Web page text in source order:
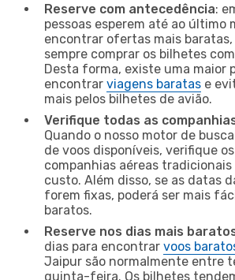
Reserve com antecedência:
pessoas esperem até ao último
encontrar ofertas mais
sempre comprar os bilhetes
Desta forma, existe uma maior
encontrar viagens baratas e
mais pelos bilhetes de avião.
Verifique todas as
Quando o nosso motor de
de voos disponíveis, verifique
companhias aéreas tradicionais
custo. Além disso, se as datas
forem fixas, poderá ser mais
baratos.
Reserve nos dias mais
dias para encontrar voos
Jaipur são normalmente entre
quinta-feira. Os bilhetes